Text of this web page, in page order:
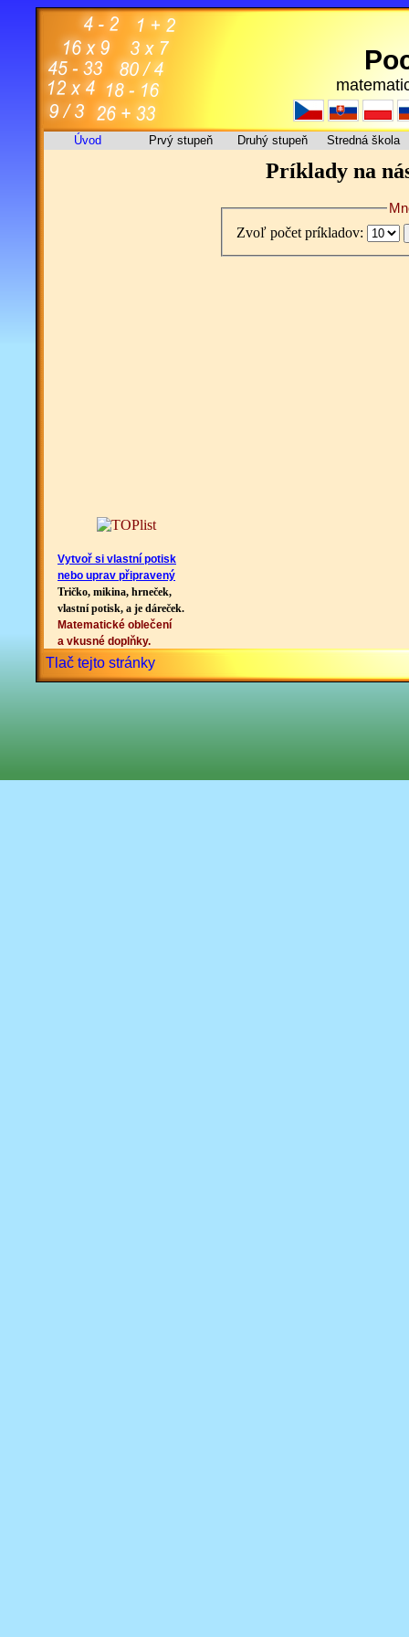
Úvod Prvý stupeň Druhý stupeň Stredná škola
Vytvoř si vlastní potisk
nebo uprav připravený
Tričko, mikina, hrneček,
vlastní potisk, a je dáreček.
Matematické oblečení
a vkusné doplňky.
Príklady na
Zvoľ počet príkladov:
Tlač tejto stránky